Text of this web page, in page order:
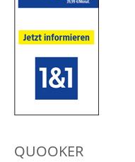
QUOOKER